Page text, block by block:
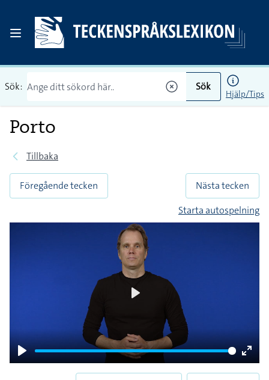
Sök: Sök
Hjälp/Tips
Porto
Tillbaka
Föregående tecken
Nästa tecken
Starta autospelning
Play
Enter